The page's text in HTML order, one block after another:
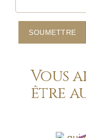
Vous
être